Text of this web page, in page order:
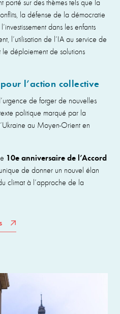
la défense de la démocratie
dans les enfants
l’utilisation de l’IA au service de
déploiement de solutions
l’action collective
de forger de nouvelles
politique marqué par la
au Moyen-Orient en
10e anniversaire de l’Accord
de donner un nouvel élan
climat à l’approche de la